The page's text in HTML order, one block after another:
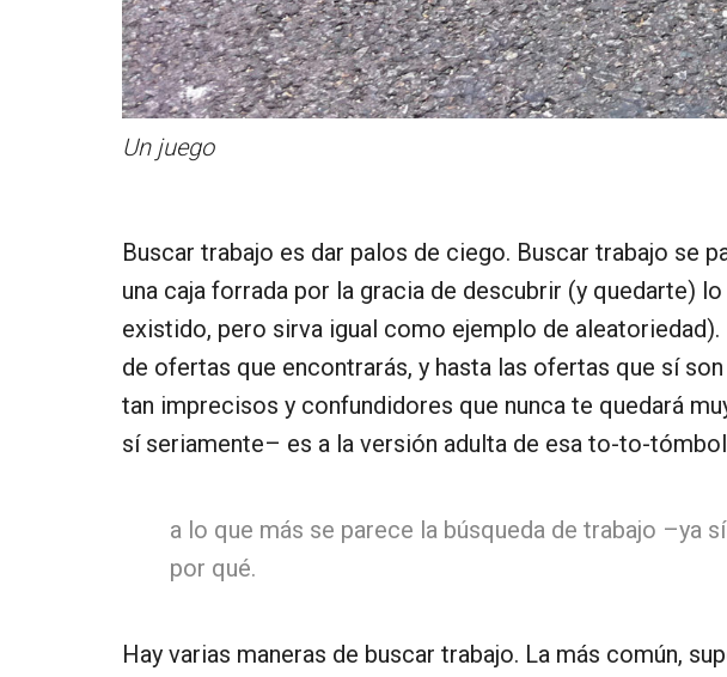
Un juego
Buscar trabajo es dar palos de ciego. Buscar trabajo se
una caja forrada por la gracia de descubrir (y quedarte)
existido, pero sirva igual como ejemplo de
de ofertas que encontrarás, y hasta las ofertas que sí
tan imprecisos y confundidores que nunca te quedará
sí seriamente– es a la versión adulta de esa to-to-
a lo que más se parece la búsqueda de trabajo –ya
por qué.
Hay varias maneras de buscar trabajo. La más común,